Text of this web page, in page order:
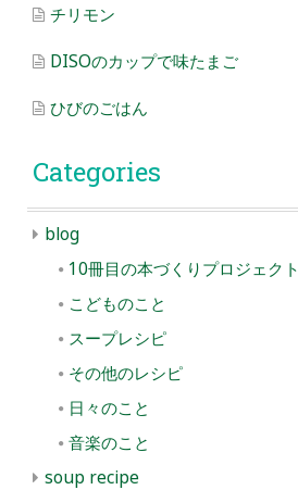
チリモン
DISOのカップで味たまご
ひびのごはん
Categories
blog
10冊目の本づくりプロジェクト
こどものこと
スープレシピ
その他のレシピ
日々のこと
音楽のこと
soup recipe